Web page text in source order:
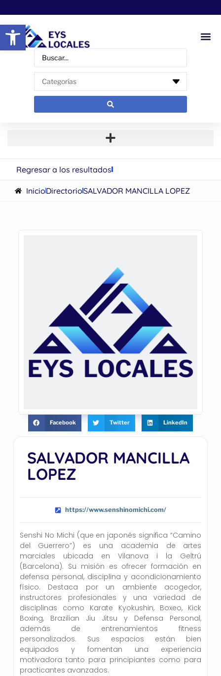
Abrir barra de herramientas
Regresar a los resultados
InicioDirectorioSALVADOR MANCILLA LOPEZ
SALVADOR MANCILLA
LOPEZ
https://www.senshinomichi.com/
Senshi No Michi (que en japonés significa “Camino
del Guerrero”) es una academia de artes
marciales ubicada en Vilanova i la Geltrú
(Barcelona). Su misión es ofrecer formación en
defensa personal, disciplina y acondicionamiento
físico. Destaca por un ambiente acogedor,
instructores profesionales y una variedad de
disciplinas como Karate Kyokushin, Boxeo, Kick
Boxing, Brazilian Jiu Jitsu y Defensa Personal,
además de entrenamientos fitness
personalizados. Sus espacios están bien
equipados y fomentan una experiencia
motivadora tanto para principiantes como para
practicantes avanzados.
Facebook Twitter LinkedIn